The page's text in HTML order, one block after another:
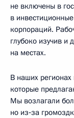
не включены в
в
корпораций.
глубоко изучив и
на местах.
В наших
которые
Мы возлагали
но из‑за